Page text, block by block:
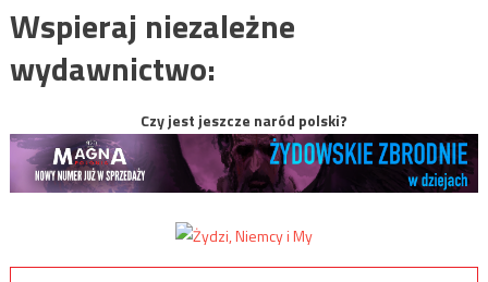
Wspieraj niezależne
wydawnictwo:
Czy jest jeszcze naród polski?